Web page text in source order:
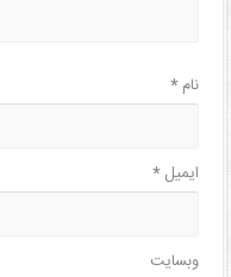
نام*
ایمیل*
وبسایت